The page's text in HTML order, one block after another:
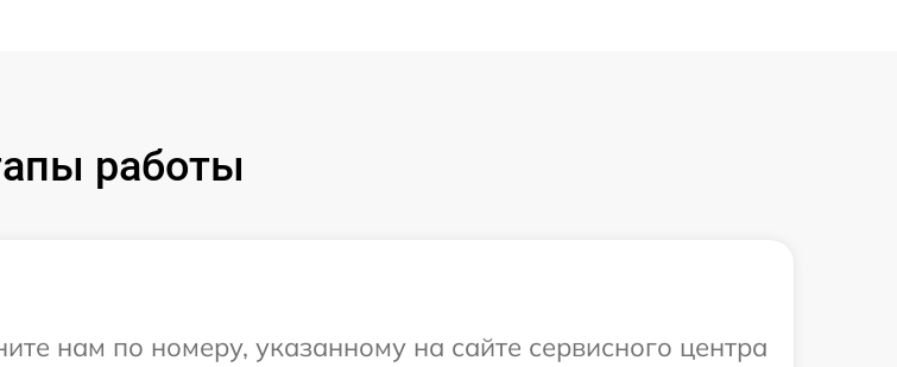
работы
нам по номеру, указанному на сайте сервисного центра